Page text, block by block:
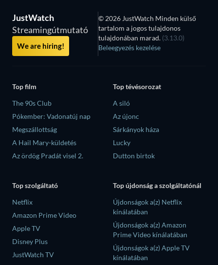
JustWatch
Streamingútmutató
We are hiring!
© 2026 JustWatch Minden külső
tartalom a jogos tulajdonos
tulajdonában marad. (3.13.0)
Beleegyezés kezelése
Top film
The 90s Club
Pókember: Vadonatúj nap
Megszállottság
A Hail Mary-küldetés
Az ördög Pradát visel 2.
Top tévésorozat
A siló
Az újonc
Sárkányok háza
Lucky
Dutton birtok
Top szolgáltató
Netflix
Amazon Prime Video
Apple TV
Disney Plus
JustWatch TV
Top újdonság a szolgáltatónál
Újdonságok a(z) Netflix
kínálatában
Újdonságok a(z) Amazon
Prime Video kínálatában
Újdonságok a(z) Apple TV
kínálatában